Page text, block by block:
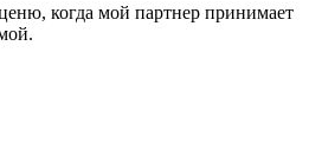
когда мой партнер принимает